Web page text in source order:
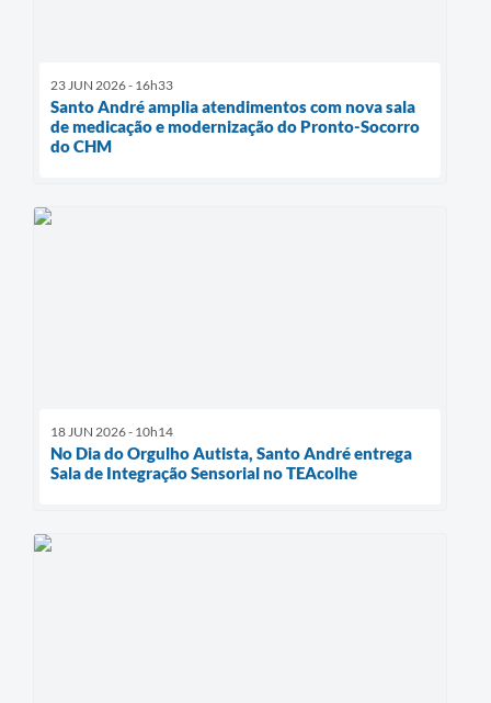
23 JUN 2026 - 16h33
Santo André amplia atendimentos com nova sala
de medicação e modernização do Pronto-Socorro
do CHM
18 JUN 2026 - 10h14
No Dia do Orgulho Autista, Santo André entrega
Sala de Integração Sensorial no TEAcolhe